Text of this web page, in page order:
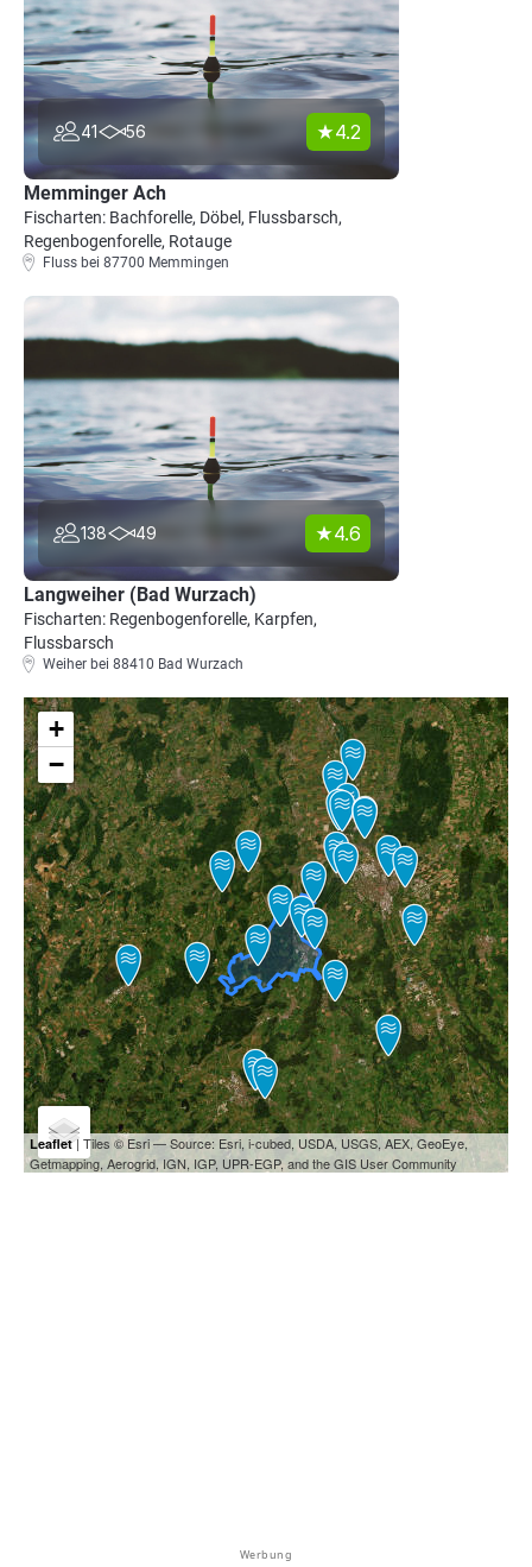
41 56 4.2
Memminger Ach
Fischarten: Bachforelle, Döbel, Flussbarsch,
Regenbogenforelle, Rotauge
Fluss bei 87700 Memmingen
138 49 4.6
Langweiher (Bad Wurzach)
Fischarten: Regenbogenforelle, Karpfen,
Flussbarsch
Weiher bei 88410 Bad Wurzach
+
−
Leaflet| Tiles © Esri — Source: Esri, i-cubed, USDA, USGS, AEX, GeoEye,
Getmapping, Aerogrid, IGN, IGP, UPR-EGP, and the GIS User Community
Werbung